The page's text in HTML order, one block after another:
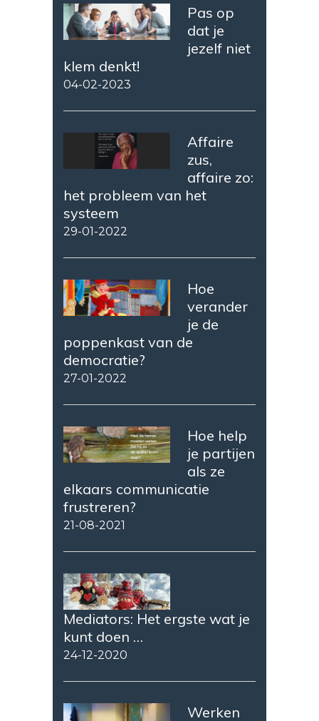
Pas op
dat je
jezelf niet
klem denkt!
04-02-2023
Affaire
zus,
affaire zo:
het probleem van het
systeem
29-01-2022
Hoe
verander
je de
poppenkast van de
democratie?
27-01-2022
Hoe help
je partijen
als ze
elkaars communicatie
frustreren?
21-08-2021
Mediators: Het ergste wat je
kunt doen …
24-12-2020
Werken